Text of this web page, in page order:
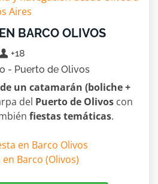
BARCO OLIVOS
+18
- Puerto de Olivos
un catamarán (boliche +
del Puerto de Olivos con
fiestas temáticas.
en Barco Olivos
Barco (Olivos)